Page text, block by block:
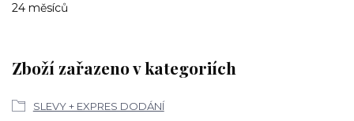
24 měsíců
Zboží zařazeno v kategoriích
SLEVY + EXPRES DODÁNÍ